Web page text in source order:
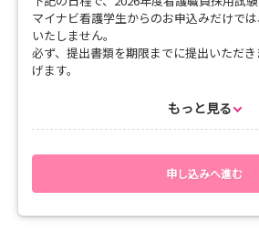
マイナビ看護学生からのお申込みだけで
いたしません。
必ず、提出書類を期限までに提出いただ
げます。
ビ看護学生のフォーマットとなります）
【募集要項】
１．募集職種（常勤：正職員）
看護師
もっと見る
申し込みへ進む